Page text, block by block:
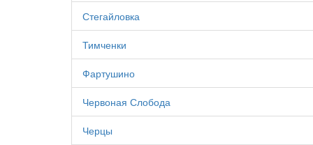
Стегайловка
Тимченки
Фартушино
Червоная Слобода
Черцы